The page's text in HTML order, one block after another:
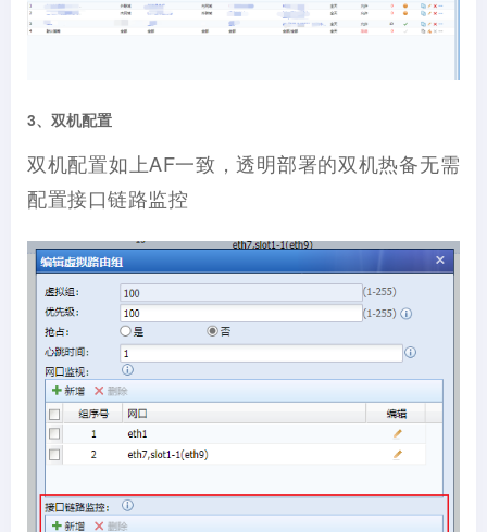
3、双机配置
双机配置如上AF一致，透明部署的双机热备无需
配置接口链路监控